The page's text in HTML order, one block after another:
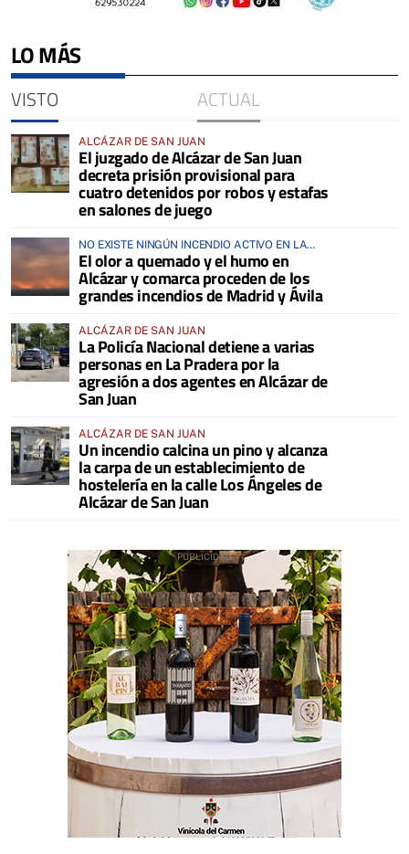
LO MÁS
VISTO ACTUAL
ALCÁZAR DE SAN JUAN
El juzgado de Alcázar de San Juan
decreta prisión provisional para
cuatro detenidos por robos y estafas
en salones de juego
NO EXISTE NINGÚN INCENDIO ACTIVO EN LA
COMARCA
El olor a quemado y el humo en
Alcázar y comarca proceden de los
grandes incendios de Madrid y Ávila
ALCÁZAR DE SAN JUAN
La Policía Nacional detiene a varias
personas en La Pradera por la
agresión a dos agentes en Alcázar de
San Juan
ALCÁZAR DE SAN JUAN
Un incendio calcina un pino y alcanza
la carpa de un establecimiento de
hostelería en la calle Los Ángeles de
Alcázar de San Juan